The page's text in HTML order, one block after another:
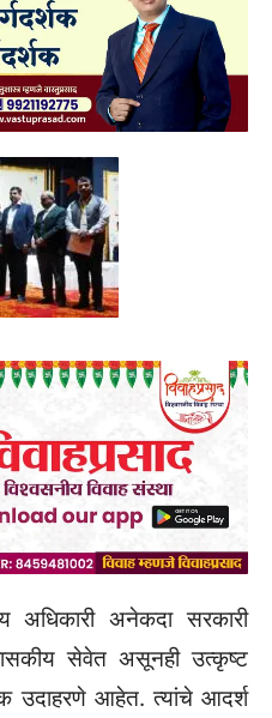
अधिकारी अनेकदा सरकारी
सेवेत असूनही उत्कृष्ट
उदाहरणे आहेत. त्यांचे आदर्श